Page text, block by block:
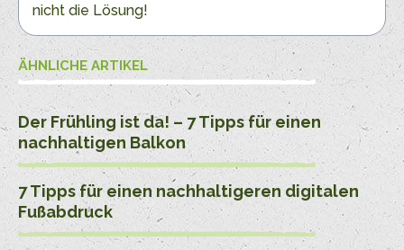
nicht die Lösung!
ÄHNLICHE ARTIKEL
Der Frühling ist da! – 7 Tipps für einen
nachhaltigen Balkon
7 Tipps für einen nachhaltigeren digitalen
Fußabdruck